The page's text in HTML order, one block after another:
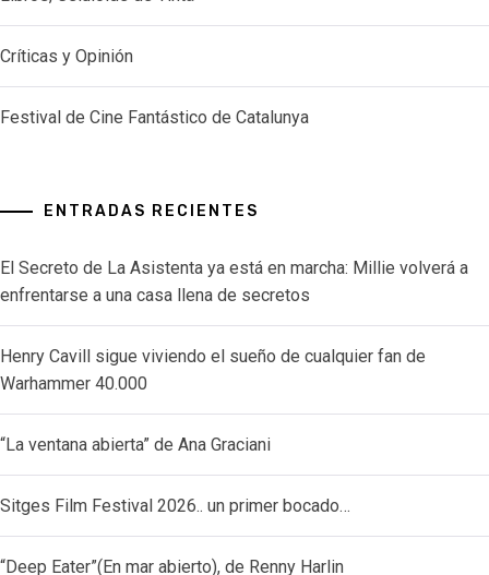
Críticas y Opinión
Festival de Cine Fantástico de Catalunya
ENTRADAS RECIENTES
El Secreto de La Asistenta ya está en marcha: Millie volverá a
enfrentarse a una casa llena de secretos
Henry Cavill sigue viviendo el sueño de cualquier fan de
Warhammer 40.000
“La ventana abierta” de Ana Graciani
Sitges Film Festival 2026.. un primer bocado…
“Deep Eater”(En mar abierto), de Renny Harlin